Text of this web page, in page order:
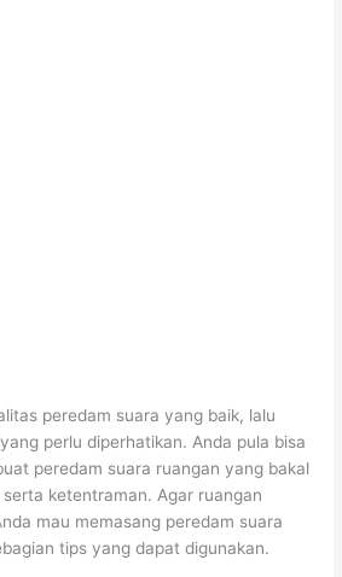
peredam suara yang baik, lalu
perlu diperhatikan. Anda pula bisa
peredam suara ruangan yang bakal
ketentraman. Agar ruangan
mau memasang peredam suara
tips yang dapat digunakan.